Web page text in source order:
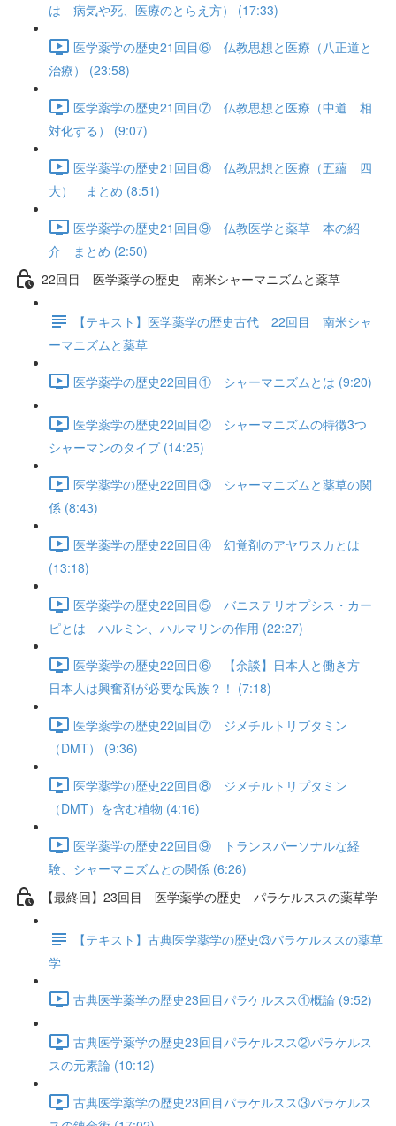
は 病気や死、医療のとらえ方） (17:33)
医学薬学の歴史21回目⑥ 仏教思想と医療（八正道と
治療） (23:58)
医学薬学の歴史21回目⑦ 仏教思想と医療（中道 相
対化する） (9:07)
医学薬学の歴史21回目⑧ 仏教思想と医療（五蘊 四
大） まとめ (8:51)
医学薬学の歴史21回目⑨ 仏教医学と薬草 本の紹
介 まとめ (2:50)
22回目 医学薬学の歴史 南米シャーマニズムと薬草
【テキスト】医学薬学の歴史古代 22回目 南米シャ
ーマニズムと薬草
医学薬学の歴史22回目① シャーマニズムとは (9:20)
医学薬学の歴史22回目② シャーマニズムの特徴3つ
シャーマンのタイプ (14:25)
医学薬学の歴史22回目③ シャーマニズムと薬草の関
係 (8:43)
医学薬学の歴史22回目④ 幻覚剤のアヤワスカとは
(13:18)
医学薬学の歴史22回目⑤ バニステリオプシス・カー
ピとは ハルミン、ハルマリンの作用 (22:27)
医学薬学の歴史22回目⑥ 【余談】日本人と働き方
日本人は興奮剤が必要な民族？！ (7:18)
医学薬学の歴史22回目⑦ ジメチルトリプタミン
（DMT） (9:36)
医学薬学の歴史22回目⑧ ジメチルトリプタミン
（DMT）を含む植物 (4:16)
医学薬学の歴史22回目⑨ トランスパーソナルな経
験、シャーマニズムとの関係 (6:26)
【最終回】23回目 医学薬学の歴史 パラケルススの薬草学
【テキスト】古典医学薬学の歴史㉓パラケルススの薬草
学
古典医学薬学の歴史23回目パラケルスス①概論 (9:52)
古典医学薬学の歴史23回目パラケルスス②パラケルス
スの元素論 (10:12)
古典医学薬学の歴史23回目パラケルスス③パラケルス